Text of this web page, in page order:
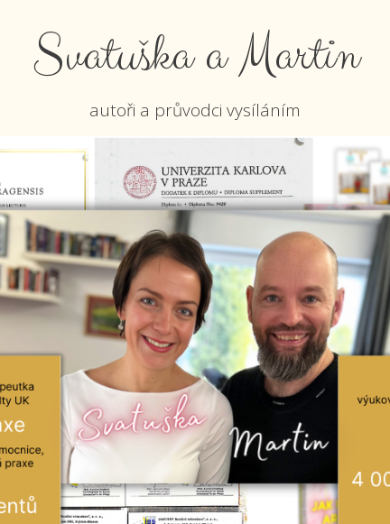
Svatuška a Martin
autoři a průvodci vysíláním